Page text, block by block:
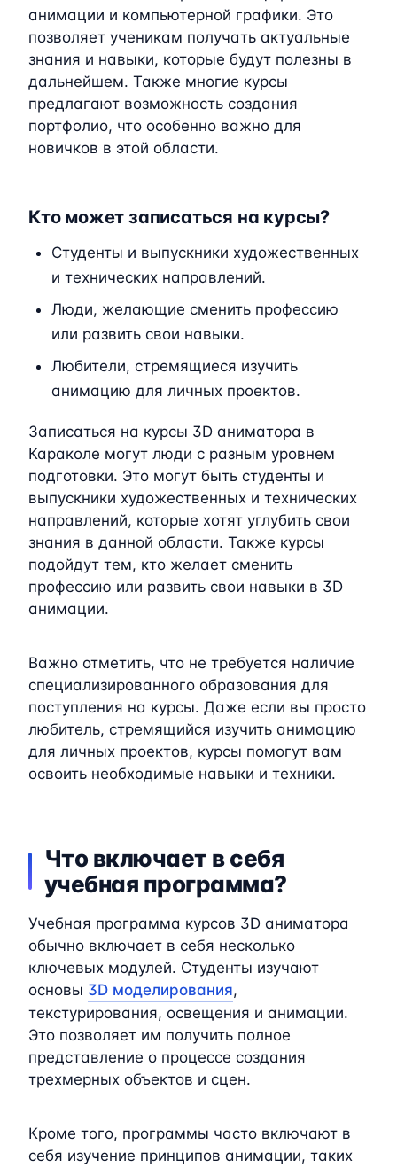
анимации и компьютерной графики. Это
позволяет ученикам получать актуальные
знания и навыки, которые будут полезны в
дальнейшем. Также многие курсы
предлагают возможность создания
портфолио, что особенно важно для
новичков в этой области.
Кто может записаться на курсы?
Студенты и выпускники художественных
и технических направлений.
Люди, желающие сменить профессию
или развить свои навыки.
Любители, стремящиеся изучить
анимацию для личных проектов.
Записаться на курсы 3D аниматора в
Караколе могут люди с разным уровнем
подготовки. Это могут быть студенты и
выпускники художественных и технических
направлений, которые хотят углубить свои
знания в данной области. Также курсы
подойдут тем, кто желает сменить
профессию или развить свои навыки в 3D
анимации.
Важно отметить, что не требуется наличие
специализированного образования для
поступления на курсы. Даже если вы просто
любитель, стремящийся изучить анимацию
для личных проектов, курсы помогут вам
освоить необходимые навыки и техники.
Что включает в себя
учебная программа?
Учебная программа курсов 3D аниматора
обычно включает в себя несколько
ключевых модулей. Студенты изучают
основы 3D моделирования,
текстурирования, освещения и анимации.
Это позволяет им получить полное
представление о процессе создания
трехмерных объектов и сцен.
Кроме того, программы часто включают в
себя изучение принципов анимации, таких